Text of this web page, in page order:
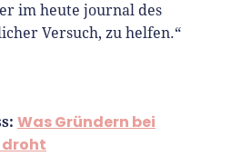
im heute journal des
Versuch, zu helfen.“
Was Gründern bei
droht